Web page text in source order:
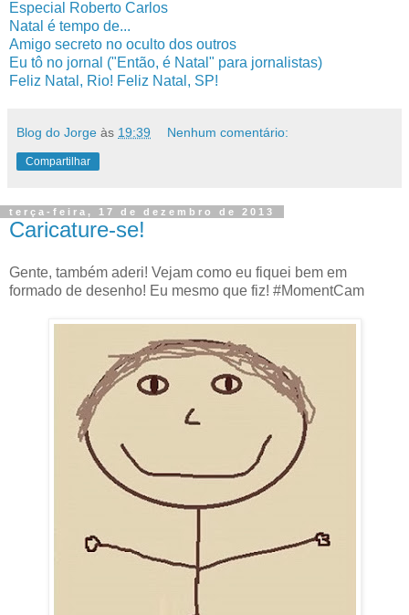
Especial Roberto Carlos
Natal é tempo de...
Amigo secreto no oculto dos outros
Eu tô no jornal ("Então, é Natal" para jornalistas)
Feliz Natal, Rio! Feliz Natal, SP!
Blog do Jorge às 19:39 Nenhum comentário:
Compartilhar
terça-feira, 17 de dezembro de 2013
Caricature-se!
Gente, também aderi! Vejam como eu fiquei bem em
formado de desenho! Eu mesmo que fiz! #MomentCam